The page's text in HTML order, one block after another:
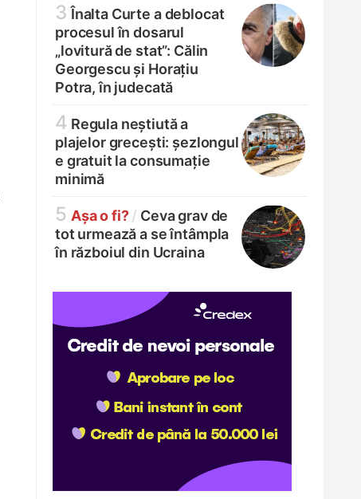
3 Înalta Curte a deblocat
procesul în dosarul
„lovitură de stat”: Călin
Georgescu și Horațiu
Potra, în judecată
4 Regula neștiută a
plajelor grecești: șezlongul
e gratuit la consumație
minimă
5 Așa o fi? / Ceva grav de
tot urmează a se întâmpla
în războiul din Ucraina